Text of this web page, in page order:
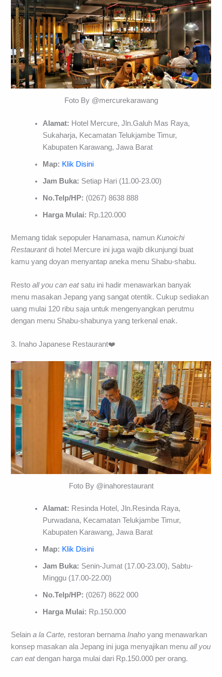
Foto By @mercurekarawang
Alamat: Hotel Mercure, Jln.Galuh Mas Raya,
Sukaharja, Kecamatan Telukjambe Timur,
Kabupaten Karawang, Jawa Barat
Map: Klik Disini
Jam Buka: Setiap Hari (11.00-23.00)
No.Telp/HP: (0267) 8638 888
Harga Mulai: Rp.120.000
Memang tidak sepopuler Hanamasa, namunKunoichi
Restaurantdi hotel Mercure ini juga wajib dikunjungi buat
kamu yang doyan menyantap aneka menu Shabu-shabu.
Restoall you can eatsatu ini hadir menawarkan banyak
menu masakan Jepang yang sangat otentik. Cukup sediakan
uang mulai 120 ribu saja untuk mengenyangkan perutmu
dengan menu Shabu-shabunya yang terkenal enak.
3. Inaho Japanese Restaurant❤️
Foto By @inahorestaurant
Alamat: Resinda Hotel, Jln.Resinda Raya,
Purwadana, Kecamatan Telukjambe Timur,
Kabupaten Karawang, Jawa Barat
Map: Klik Disini
Jam Buka: Senin-Jumat (17.00-23.00), Sabtu-
Minggu (17.00-22.00)
No.Telp/HP: (0267) 8622 000
Harga Mulai: Rp.150.000
Selaina la Carte, restoran bernamaInaho yang menawarkan
konsep masakan ala Jepang ini juga menyajikan menuall you
can eatdengan harga mulai dari Rp.150.000 per orang.